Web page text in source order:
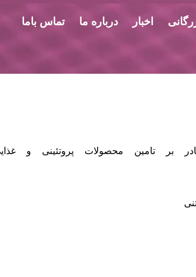
اخبار درباره ما تماس باما
بر تامین محصولات پروتئینی و